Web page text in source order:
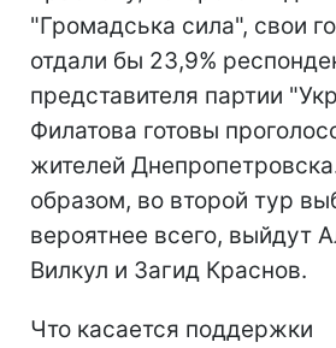
"Громадська сила", свои
отдали бы 23,9%
представителя партии
Филатова готовы
жителей
образом, во второй тур
вероятнее всего, выйдут
Вилкул и Загид Краснов.
Что касается поддержки